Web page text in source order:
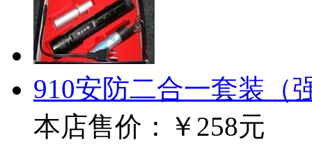
910安防二合一套装（
本店售价：
￥258元